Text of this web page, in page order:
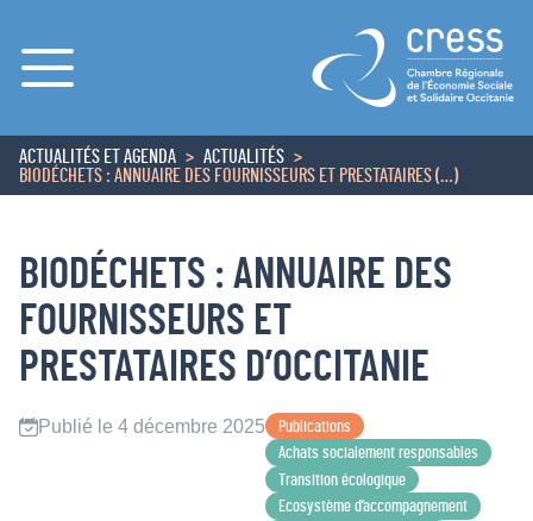
Menu
ACCUEIL
ACTUALITÉS ET AGENDA
ACTUALITÉS
BIODÉCHETS : ANNUAIRE DES FOURNISSEURS ET PRESTATAIRES (…)
BIODÉCHETS : ANNUAIRE DES
FOURNISSEURS ET
PRESTATAIRES D’OCCITANIE
Publié le 4 décembre 2025
Publications
Achats socialement responsables
Transition écologique
Ecosystème d’accompagnement